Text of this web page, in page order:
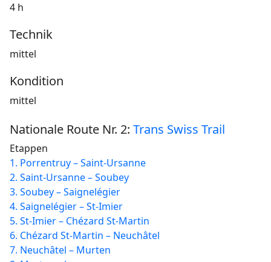
4 h
Technik
mittel
Kondition
mittel
Nationale Route Nr. 2: Trans Swiss Trail
Etappen
1. Porrentruy – Saint-Ursanne
2. Saint-Ursanne – Soubey
3. Soubey – Saignelégier
4. Saignelégier – St-Imier
5. St-Imier – Chézard St-Martin
6. Chézard St-Martin – Neuchâtel
7. Neuchâtel – Murten